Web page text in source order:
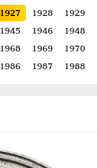
1927 1928 1929
1945 1946 1948
1968 1969 1970
1986 1987 1988